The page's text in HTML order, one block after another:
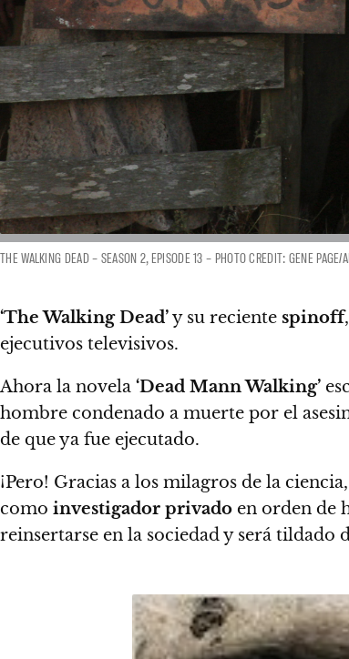
THE WALKING DEAD – SEASON 2, EPISODE 13 – PHOTO CREDIT: GENE PAGE/
‘The Walking Dead’y su reciente spinoff,
ejecutivos televisivos.
Ahora la novela ‘Dead Mann Walking’
hombre condenado a muerte por el
de que ya fue ejecutado.
¡Pero! Gracias a los milagros de la
como investigador privado en orden de
reinsertarse en la sociedad y será tildado